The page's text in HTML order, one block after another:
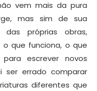
vem mais da pura
mas sim de sua
próprias obras,
que funciona, o que
escrever novos
errado comparar
diferentes que